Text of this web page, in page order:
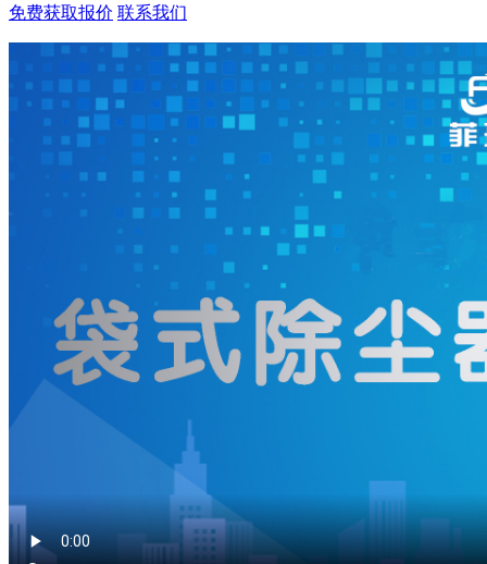
免费获取报价 联系我们